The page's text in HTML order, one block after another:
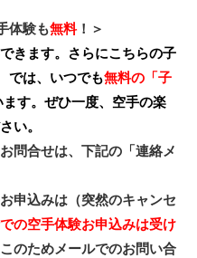
体験も無料！＞
きます。さらにこちらの子
では、いつでも無料の「子
す。 ぜひ一度、空手の楽
い。
問合せは、下記の「連絡メ
申込みは（突然のキャンセ
の空手体験お申込みは受け
のためメールでのお問い合